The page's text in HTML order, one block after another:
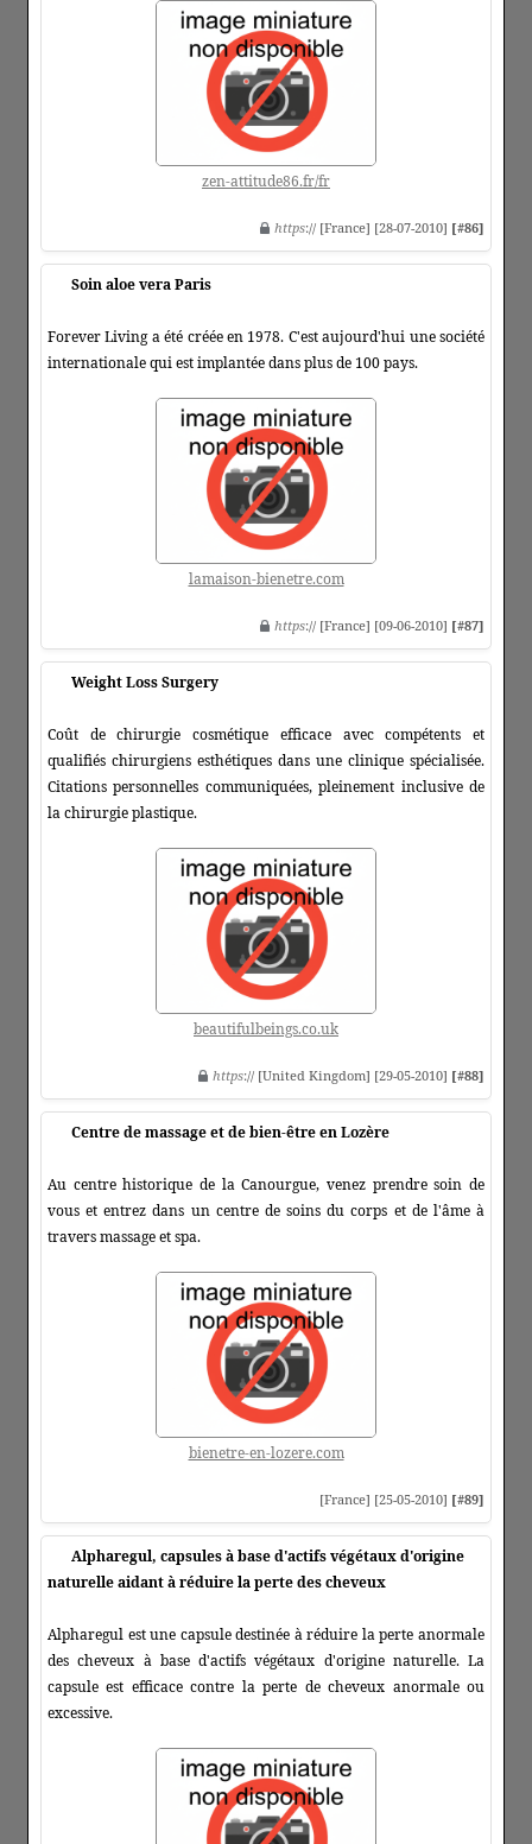
zen-attitude86.fr/fr
https:// [France] [28-07-2010] [#86]
Soin aloe vera Paris
Forever Living a été créée en 1978. C'est aujourd'hui une société
internationale qui est implantée dans plus de 100 pays.
lamaison-bienetre.com
https:// [France] [09-06-2010] [#87]
Weight Loss Surgery
Coût de chirurgie cosmétique efficace avec compétents et
qualifiés chirurgiens esthétiques dans une clinique spécialisée.
Citations personnelles communiquées, pleinement inclusive de
la chirurgie plastique.
beautifulbeings.co.uk
https:// [United Kingdom] [29-05-2010] [#88]
Centre de massage et de bien-être en Lozère
Au centre historique de la Canourgue, venez prendre soin de
vous et entrez dans un centre de soins du corps et de l'âme à
travers massage et spa.
bienetre-en-lozere.com
[France] [25-05-2010] [#89]
Alpharegul, capsules à base d'actifs végétaux d'origine
naturelle aidant à réduire la perte des cheveux
Alpharegul est une capsule destinée à réduire la perte anormale
des cheveux à base d'actifs végétaux d'origine naturelle. La
capsule est efficace contre la perte de cheveux anormale ou
excessive.